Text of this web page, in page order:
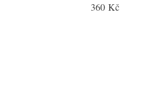
360 Kč